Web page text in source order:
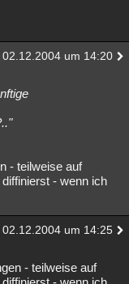
02.12.2004 um 14:20
- teilweise auf
- wenn ich
02.12.2004 um 14:25
- teilweise auf